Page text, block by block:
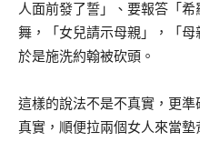
人面前發了誓」、要報答「
舞，「女兒請示母親」，「母
於是施洗約翰被砍頭。
這樣的說法不是不真實，更
真實，順便拉兩個女人來當